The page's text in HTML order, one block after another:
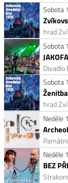
Sobota
hrad
Sobota
Divadlo
Sobota
Ženitba
hrad
Neděle
Neděle
BEZ